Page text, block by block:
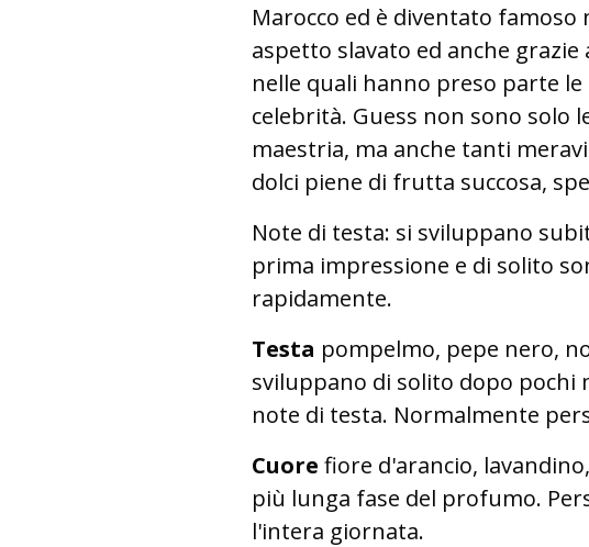
Marocco ed è diventato famoso
aspetto slavato ed anche
nelle quali hanno preso parte
celebrità. Guess non sono solo
maestria, ma anche tanti
dolci piene di frutta succosa,
Note di testa: si sviluppano
prima impressione e di solito
rapidamente.
Testa pompelmo, pepe nero,
sviluppano di solito dopo pochi
note di testa. Normalmente
Cuore fiore d'arancio,
più lunga fase del profumo.
l'intera giornata.